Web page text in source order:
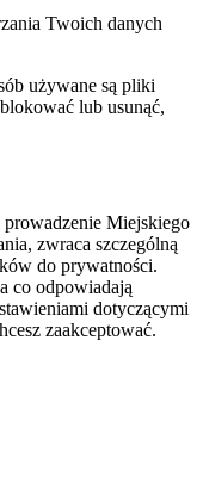
Twoich danych
używane są pliki
lub usunąć,
Miejskiego
zwraca szczególną
do prywatności.
co odpowiadają
dotyczącymi
zaakceptować.